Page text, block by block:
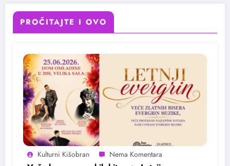
PROČITAJTE I OVO
Kulturni Kišobran